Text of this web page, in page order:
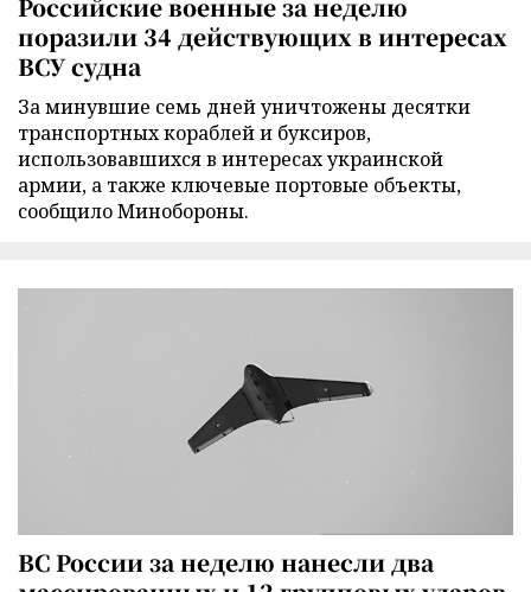
Российские военные за неделю
поразили 34 действующих в интересах
ВСУ судна
За минувшие семь дней уничтожены десятки
транспортных кораблей и буксиров,
использовавшихся в интересах украинской
армии, а также ключевые портовые объекты,
сообщило Минобороны.
ВС России за неделю нанесли два